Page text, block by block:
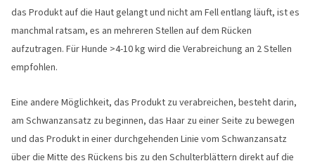
das Produkt auf die Haut gelangt und nicht am Fell entlang läuft, ist es
manchmal ratsam, es an mehreren Stellen auf dem Rücken
aufzutragen. Für Hunde >4-10 kg wird die Verabreichung an 2 Stellen
empfohlen.
Eine andere Möglichkeit, das Produkt zu verabreichen, besteht darin,
am Schwanzansatz zu beginnen, das Haar zu einer Seite zu bewegen
und das Produkt in einer durchgehenden Linie vom Schwanzansatz
über die Mitte des Rückens bis zu den Schulterblättern direkt auf die